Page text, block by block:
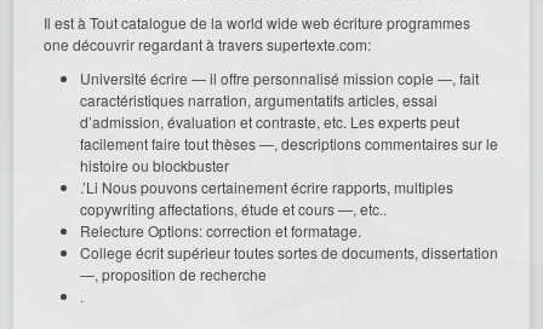
Il est à Tout catalogue de la world wide web écriture programmes
one découvrir regardant à travers supertexte.com:
Université écrire — il offre personnalisé mission copie —, fait
caractéristiques narration, argumentatifs articles, essai
d’admission, évaluation et contraste, etc. Les experts peut
facilement faire tout thèses —, descriptions commentaires sur le
histoire ou blockbuster
.’Li Nous pouvons certainement écrire rapports, multiples
copywriting affectations, étude et cours —, etc..
Relecture Options: correction et formatage.
College écrit supérieur toutes sortes de documents, dissertation
—, proposition de recherche
.